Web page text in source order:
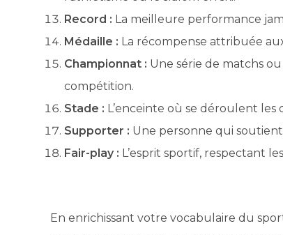
Record : La meilleure performance
Médaille : La récompense attribuée
Championnat : Une série de matchs
compétition.
Stade : L’enceinte où se déroulent les
Supporter : Une personne qui
Fair-play : L’esprit sportif, respectant
En enrichissant votre vocabulaire du